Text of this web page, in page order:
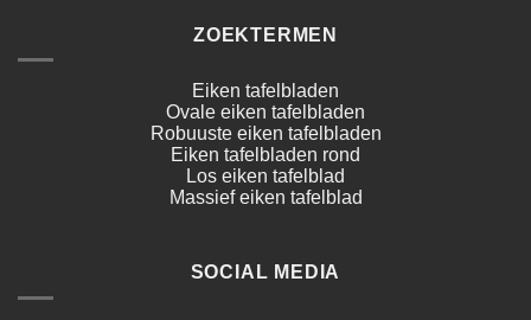
ZOEKTERMEN
Eiken tafelbladen
Ovale eiken tafelbladen
Robuuste eiken tafelbladen
Eiken tafelbladen rond
Los eiken tafelblad
Massief eiken tafelblad
SOCIAL MEDIA